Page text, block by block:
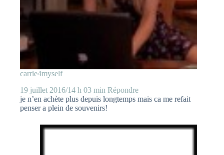
carrie4myself
19 juillet 2016/14 h 03 min Répondre
je n’en achète plus depuis longtemps mais ca me refait
penser a plein de souvenirs!